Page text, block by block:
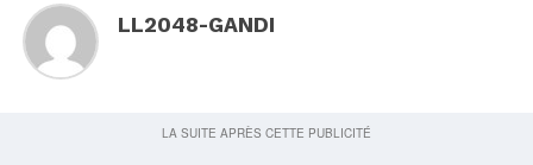
LL2048-GANDI